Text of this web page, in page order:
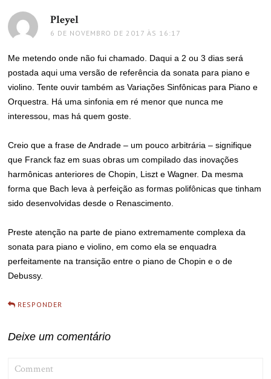
Pleyel
6 DE NOVEMBRO DE 2017 ÀS 16:17
Me metendo onde não fui chamado. Daqui a 2 ou 3 dias será
postada aqui uma versão de referência da sonata para piano e
violino. Tente ouvir também as Variações Sinfônicas para Piano e
Orquestra. Há uma sinfonia em ré menor que nunca me
interessou, mas há quem goste.
Creio que a frase de Andrade – um pouco arbitrária – signifique
que Franck faz em suas obras um compilado das inovações
harmônicas anteriores de Chopin, Liszt e Wagner. Da mesma
forma que Bach leva à perfeição as formas polifônicas que tinham
sido desenvolvidas desde o Renascimento.
Preste atenção na parte de piano extremamente complexa da
sonata para piano e violino, em como ela se enquadra
perfeitamente na transição entre o piano de Chopin e o de
Debussy.
RESPONDER
Deixe um comentário